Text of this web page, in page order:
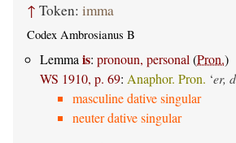
↑ Token: imma
Codex Ambrosianus B
Lemma is: pronoun, personal (Pron.)
WS 1910, p. 69: Anaphor. Pron. ‘er,
masculine dative singular
neuter dative singular